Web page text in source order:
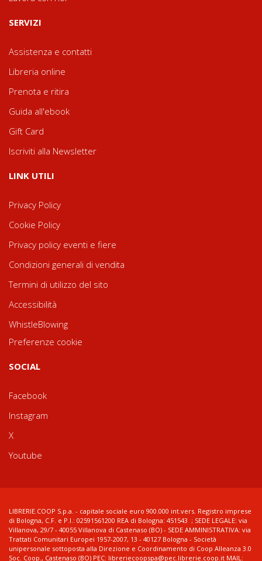
SERVIZI
Assistenza e contatti
Libreria online
Prenota e ritira
Guida all'ebook
Gift Card
Iscriviti alla Newsletter
LINK UTILI
Privacy Policy
Cookie Policy
Privacy policy eventi e fiere
Condizioni generali di vendita
Termini di utilizzo del sito
Accessibilità
WhistleBlowing
Preferenze cookie
SOCIAL
Facebook
Instagram
X
Youtube
LIBRERIE.COOP S.p.a. - capitale sociale euro 900.000 int.vers. Registro imprese
di Bologna, C.F. e P.I.: 02591561200 REA di Bologna: 451543 ; SEDE LEGALE: via
Villanova, 29/7 - 40055 Villanova di Castenaso (BO) - SEDE AMMINISTRATIVA: via
Trattati Comunitari Europei 1957-2007, 13 - 40127 Bologna - Società
unipersonale sottoposta alla Direzione e Coordinamento di Coop Alleanza 3.0
Soc. Coop., Castenaso (BO) PEC: libreriecoopspa@pec.librerie.coop.it MAIL: